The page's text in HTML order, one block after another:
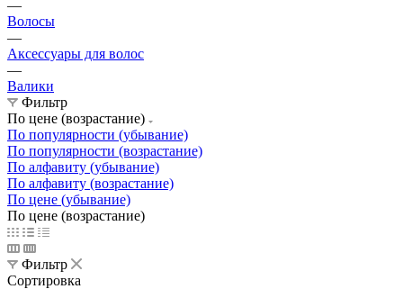
—
Волосы
—
Аксессуары для волос
—
Валики
Фильтр
По цене (возрастание)
По популярности (убывание)
По популярности (возрастание)
По алфавиту (убывание)
По алфавиту (возрастание)
По цене (убывание)
По цене (возрастание)
Фильтр
Сортировка